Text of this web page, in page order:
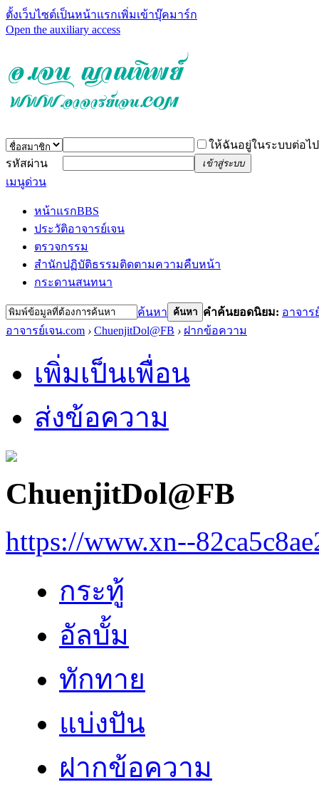
ตั้งเว็บไซต์เป็นหน้าแรกเพิ่มเข้าบุ๊คมาร์ก
Open the auxiliary access
ให้ฉันอยู่ในระบบต่อไป
รหัสผ่าน
เข้าสู่ระบบ
เมนูด่วน
หน้าแรกBBS
ประวัติอาจารย์เจน
ตรวจกรรม
สำนักปฏิบัติธรรมติดตามความคืบหน้า
กระดานสนทนา
ค้นหา ค้นหา คำค้นยอดนิยม: อาจาร
อาจารย์เจน.com › ChuenjitDol@FB › ฝากข้อความ
เพิ่มเป็นเพื่อน
ส่งข้อความ
ChuenjitDol@FB
https://www.xn--
กระทู้
อัลบั้ม
ทักทาย
แบ่งปัน
ฝากข้อความ